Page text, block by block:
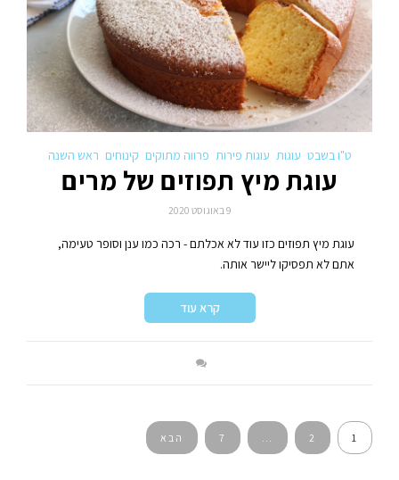
ט"ו בשבט עוגות עוגות פירות פרווה מתוקים קינוחים ראש השנה
עוגת מיץ תפוזים של מרים
9 באוגוסט 2020
עוגת מיץ תפוזים כזו עוד לא אכלתם - רכה כמו ענן וסופר טעימה,
אתם לא תפסיקו ליישר אותה.
קרא עוד
ניווט
1
2
7 הבא